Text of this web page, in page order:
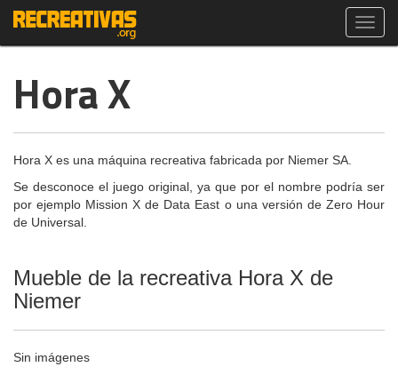
Hora X
Hora X es una máquina recreativa fabricada por Niemer SA.
Se desconoce el juego original, ya que por el nombre podría ser
por ejemplo Mission X de Data East o una versión de Zero Hour
de Universal.
Mueble de la recreativa Hora X de
Niemer
Sin imágenes